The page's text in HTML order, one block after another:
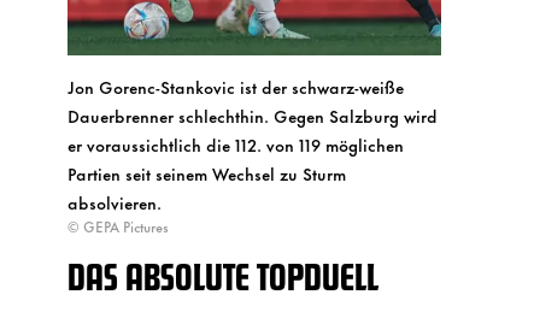
Jon Gorenc-Stankovic ist der schwarz-weiße
Dauerbrenner schlechthin. Gegen Salzburg wird
er voraussichtlich die 112. von 119 möglichen
Partien seit seinem Wechsel zu Sturm
absolvieren.
© GEPA Pictures
DAS ABSOLUTE TOPDUELL